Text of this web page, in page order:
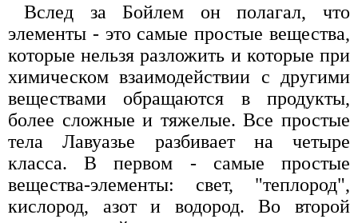
Вслед за Бойлем он полагал, что
элементы - это самые простые вещества,
которые нельзя разложить и которые при
химическом взаимодействии с другими
веществами обращаются в продукты,
более сложные и тяжелые. Все простые
тела Лавуазье разбивает на четыре
класса. В первом - самые простые
вещества-элементы: свет, "теплород",
кислород, азот и водород. Во второй